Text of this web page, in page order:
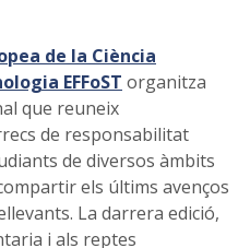
de la Ciència
EFFoST organitza
que reuneix
de responsabilitat
de diversos àmbits
els últims avenços
La darrera edició,
i als reptes